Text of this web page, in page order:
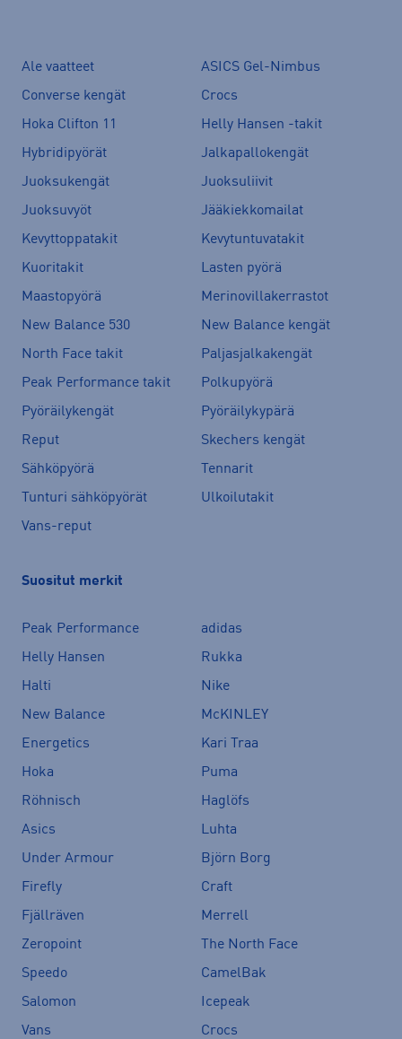
Ale vaatteet
ASICS Gel-Nimbus
Converse kengät
Crocs
Hoka Clifton 11
Helly Hansen -takit
Hybridipyörät
Jalkapallokengät
Juoksukengät
Juoksuliivit
Juoksuvyöt
Jääkiekkomailat
Kevyttoppatakit
Kevytuntuvatakit
Kuoritakit
Lasten pyörä
Maastopyörä
Merinovillakerrastot
New Balance 530
New Balance kengät
North Face takit
Paljasjalkakengät
Peak Performance takit
Polkupyörä
Pyöräilykengät
Pyöräilykypärä
Reput
Skechers kengät
Sähköpyörä
Tennarit
Tunturi sähköpyörät
Ulkoilutakit
Vans-reput
Suositut merkit
Peak Performance
adidas
Helly Hansen
Rukka
Halti
Nike
New Balance
McKINLEY
Energetics
Kari Traa
Hoka
Puma
Röhnisch
Haglöfs
Asics
Luhta
Under Armour
Björn Borg
Firefly
Craft
Fjällräven
Merrell
Zeropoint
The North Face
Speedo
CamelBak
Salomon
Icepeak
Vans
Crocs